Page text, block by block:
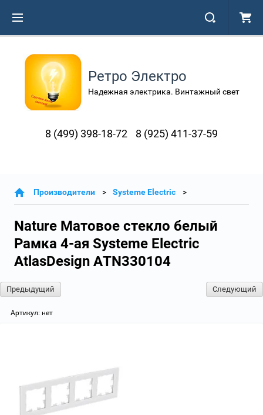
Ретро Электро
Надежная электрика. Винтажный свет
8 (499) 398-18-72 8 (925) 411-37-59
Производители Systeme Electric
Nature Матовое стекло белый
Рамка 4-ая Systeme Electric
AtlasDesign ATN330104
Предыдущий Следующий
Артикул: нет